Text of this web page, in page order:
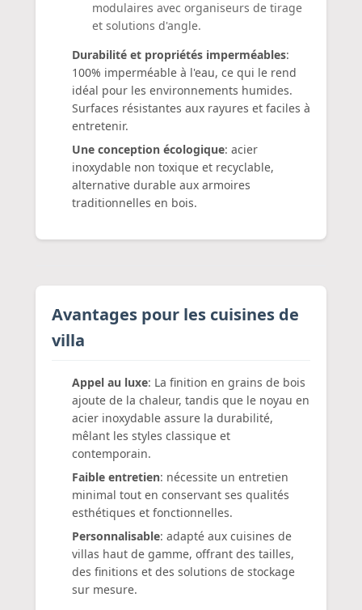
modulaires avec organiseurs de tirage
et solutions d'angle.
Durabilité et propriétés imperméables:
100% imperméable à l'eau, ce qui le rend
idéal pour les environnements humides.
Surfaces résistantes aux rayures et faciles à
entretenir.
Une conception écologique: acier
inoxydable non toxique et recyclable,
alternative durable aux armoires
traditionnelles en bois.
Avantages pour les cuisines de
villa
Appel au luxe: La finition en grains de bois
ajoute de la chaleur, tandis que le noyau en
acier inoxydable assure la durabilité,
mêlant les styles classique et
contemporain.
Faible entretien: nécessite un entretien
minimal tout en conservant ses qualités
esthétiques et fonctionnelles.
Personnalisable: adapté aux cuisines de
villas haut de gamme, offrant des tailles,
des finitions et des solutions de stockage
sur mesure.